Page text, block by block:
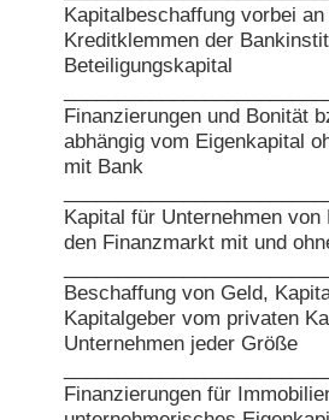
Kapitalbeschaffung vorbei
Kreditklemmen der
Beteiligungskapital
Finanzierungen und Bonität
abhängig vom Eigenkapital
mit Bank
Kapital für Unternehmen
den Finanzmarkt mit und
Beschaffung von Geld,
Kapitalgeber vom privaten
Unternehmen jeder Größe
Finanzierungen für